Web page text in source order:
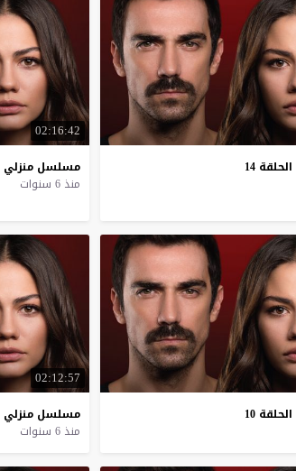
الحلقة 14
02:16:42
مسلسل منزلي
منذ 6 سنوات
الحلقة 10
02:12:57
مسلسل منزلي
منذ 6 سنوات